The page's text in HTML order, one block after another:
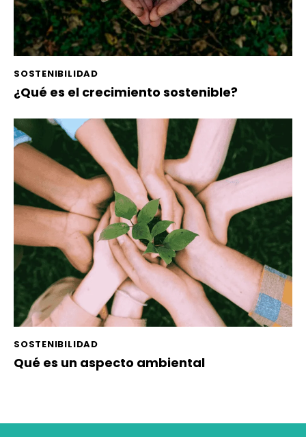
SOSTENIBILIDAD
¿Qué es el crecimiento sostenible?
SOSTENIBILIDAD
Qué es un aspecto ambiental